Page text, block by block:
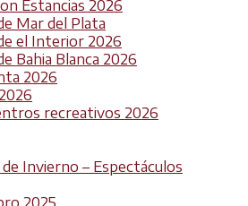
Estancias 2026
Mar del Plata
el Interior 2026
Bahia Blanca 2026
2026
recreativos 2026
de Invierno – Espectáculos